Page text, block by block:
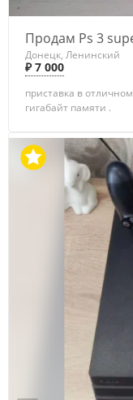
Продам Ps 3
Донецк, Ленинский
₽ 7 000
приставка в
гигабайт памяти .